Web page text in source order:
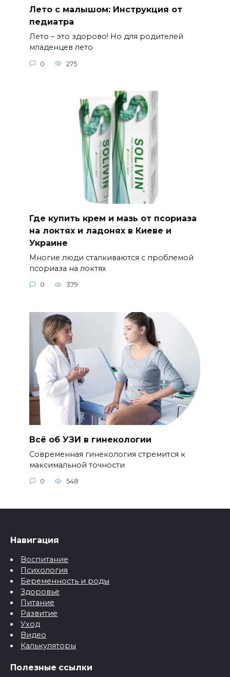
Лето с малышом: Инструкция от
педиатра
Лето – это здорово! Но для родителей
младенцев лето
0 275
Где купить крем и мазь от псориаза
на локтях и ладонях в Киеве и
Украине
Многие люди сталкиваются с проблемой
псориаза на локтях
0 379
Всё об УЗИ в гинекологии
Современная гинекология стремится к
максимальной точности
0 548
Навигация
Воспитание
Психология
Беременность и роды
Здоровье
Питание
Развитие
Уход
Видео
Калькуляторы
Полезные ссылки